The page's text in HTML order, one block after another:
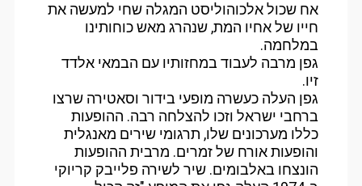
אח שכול אלכוהוליסט המגלה שחי למעשה את
חייו של אחיו המת, שנהרג מאש כוחותינו
במלחמה.
גפן מרבה לעבוד במחזותיו עם הבמאי אלדד
זיו.
גפן העלה כעשרה מופעי בידור וסאטירה שרצו
ברחבי ישראל וזכו להצלחה רבה. ההופעות
כללו מערכונים שלו, תרגומי שירים מאנגלית
והופעות אורח של זמרים. מרבית ההופעות
הונצחו באלבומים. שיר לשירה פלייבק קריוקי